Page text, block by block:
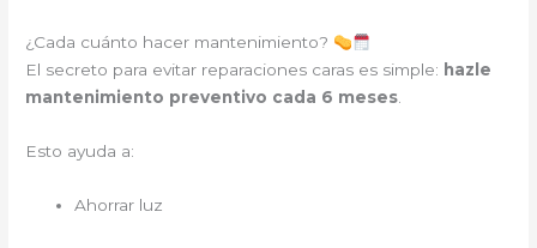
¿Cada cuánto hacer mantenimiento?
El secreto para evitar reparaciones caras es simple: hazle
mantenimiento preventivo cada 6 meses.
Esto ayuda a:
Ahorrar luz